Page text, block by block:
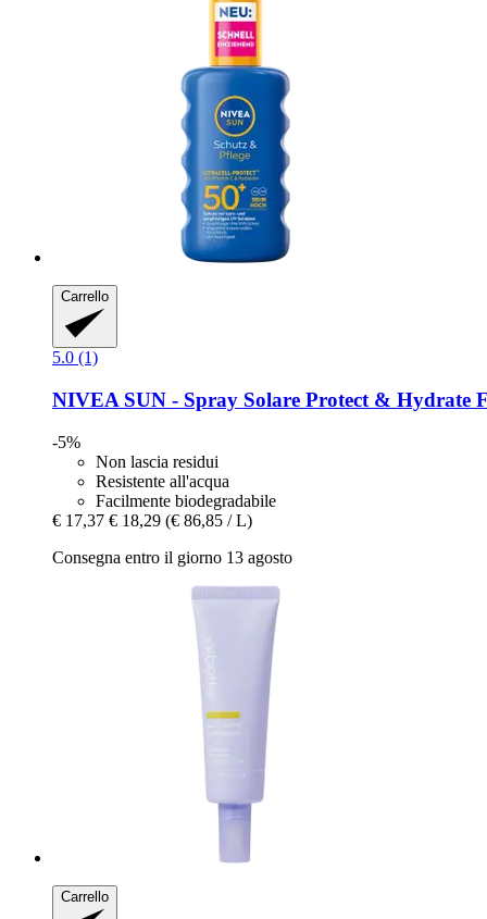
Carrello
5.0 (1)
NIVEA SUN -​ Spray Solare Protect & Hydrate
-5%
Non lascia residui
Resistente all'acqua
Facilmente biodegradabile
€ 17,37 € 18,29 (€ 86,85 / L)
Consegna entro il giorno 13 agosto
Carrello